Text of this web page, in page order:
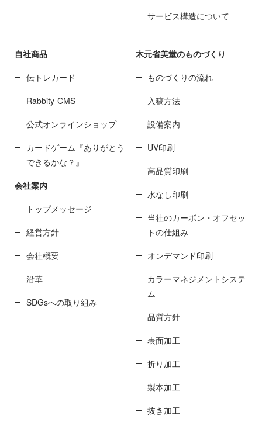
サービス構造について
自社商品
伝トレカード
Rabbity-CMS
公式オンラインショップ
カードゲーム『ありがとう
できるかな？』
会社案内
トップメッセージ
経営方針
会社概要
沿革
SDGsへの取り組み
木元省美堂のものづくり
ものづくりの流れ
入稿方法
設備案内
UV印刷
高品質印刷
水なし印刷
当社のカーボン・オフセッ
トの仕組み
オンデマンド印刷
カラーマネジメントシステ
ム
品質方針
表面加工
折り加工
製本加工
抜き加工